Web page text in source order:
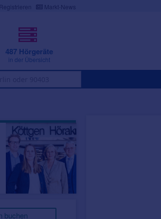
Registrieren Markt-News
487 Hörgeräte
in der Übersicht
buchen